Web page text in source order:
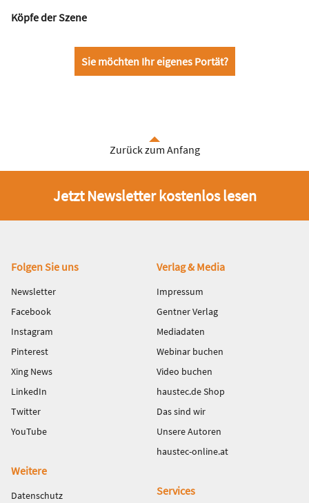
Köpfe der Szene
Sie möchten Ihr eigenes Portät?
Zurück zum Anfang
Jetzt Newsletter kostenlos lesen
Fußbereich
Folgen Sie uns
Newsletter
Facebook
Instagram
Pinterest
Xing News
LinkedIn
Twitter
YouTube
Verlag & Media
Impressum
Gentner Verlag
Mediadaten
Webinar buchen
Video buchen
haustec.de Shop
Das sind wir
Unsere Autoren
haustec-online.at
Weitere
Datenschutz
Services